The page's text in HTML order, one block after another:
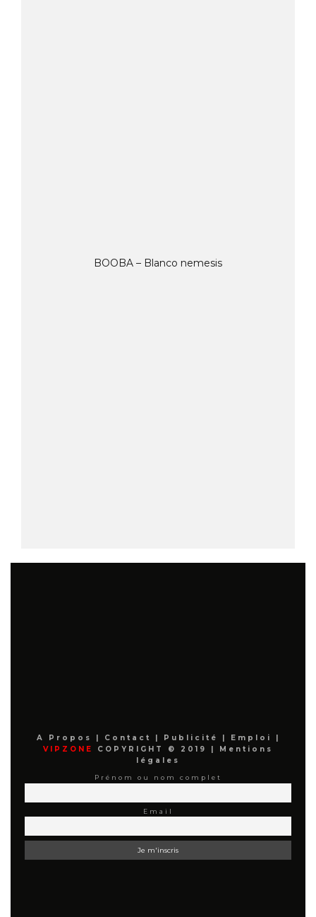
BOOBA – Blanco nemesis
A Propos Contact Publicité Emploi
VIPZONE
COPYRIGHT © 2019 |
Mentions
légales
Prénom ou nom complet
Email